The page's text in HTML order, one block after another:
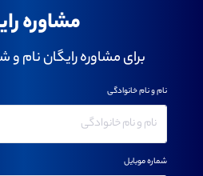
مشاوره
برای مشاوره رایگان نام و
نام و نام خانوادگی
شماره موبایل